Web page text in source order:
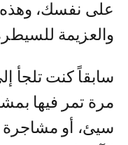
على نفسك، وهذه
والعزيمة
سابقاً كنت تلجأ
مرة تمر فيها
سيئ، أو مشاجرة